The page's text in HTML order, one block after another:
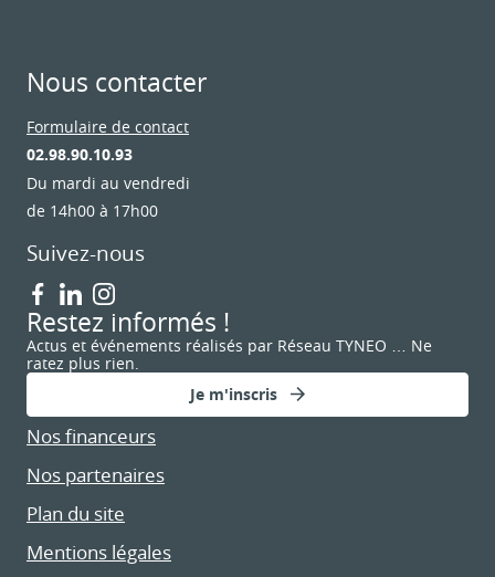
Nous contacter
Formulaire de contact
02.98.90.10.93
Du mardi au vendredi
de 14h00 à 17h00
Suivez-nous
Restez informés !
Actus et événements réalisés par Réseau TYNEO … Ne
ratez plus rien.
Je m'inscris
Nos financeurs
Nos partenaires
Plan du site
Mentions légales